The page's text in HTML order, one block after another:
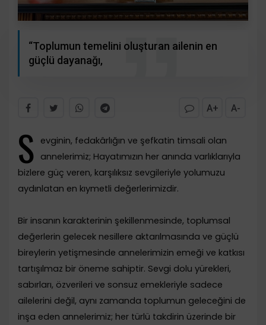
“Toplumun temelini oluşturan ailenin en
güçlü dayanağı,
A+ A-
S evginin, fedakârlığın ve şefkatin timsali olan
annelerimiz; Hayatımızın her anında varlıklarıyla
bizlere güç veren, karşılıksız sevgileriyle yolumuzu
aydınlatan en kıymetli değerlerimizdir.
Bir insanın karakterinin şekillenmesinde, toplumsal
değerlerin gelecek nesillere aktarılmasında ve güçlü
bireylerin yetişmesinde annelerimizin emeği ve katkısı
tartışılmaz bir öneme sahiptir. Sevgi dolu yürekleri,
sabırları, özverileri ve sonsuz emekleriyle sadece
ailelerini değil, aynı zamanda toplumun geleceğini de
inşa eden annelerimiz; her türlü takdirin üzerinde bir